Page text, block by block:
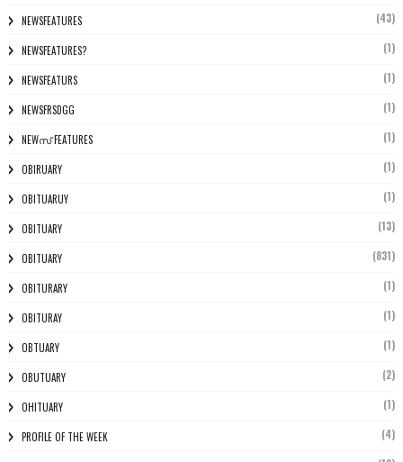
NEWSFEATURES (43)
NEWSFEATURES? (1)
NEWSFEATURS (1)
NEWSFRSDGG (1)
NEWസ് FEATURES (1)
OBIRUARY (1)
OBITUARUY (1)
OBITUARY (13)
OBITUARY (831)
OBITURARY (1)
OBITURAY (1)
OBTUARY (1)
OBUTUARY (2)
OHITUARY (1)
PROFILE OF THE WEEK (4)